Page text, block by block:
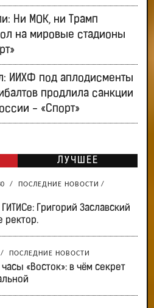
Ни МОК, ни Трамп
на мировые стадионы
ИИХФ под аплодисменты
продлила санкции
- «Спорт»
ЛУЧШЕЕ
/ ПОСЛЕДНИЕ НОВОСТИ /
Григорий Заславский
ректор.
/ ПОСЛЕДНИЕ НОВОСТИ
«Восток»: в чём секрет